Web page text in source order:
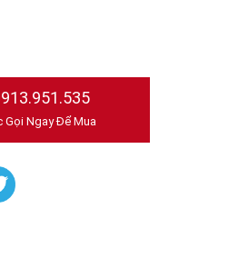
Gọi Ngay Để Mua